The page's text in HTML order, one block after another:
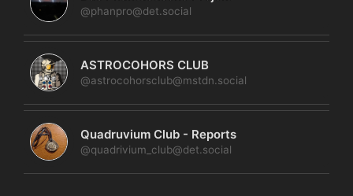
@phanpro@det.social
ASTROCOHORS CLUB
@astrocohorsclub@mstdn.social
Quadruvium Club - Reports
@quadrivium_club@det.social